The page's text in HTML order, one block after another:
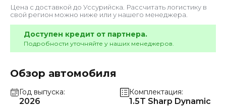
Цена с доставкой до Уссурийска . Рассчитать логистику в
свой регион можно ниже или у нашего менеджера.
Доступен кредит от партнера.
Подробности уточняйте у наших менеджеров.
Обзор автомобиля
Год выпуска
2026
Комплектация
1.5T Sharp Dynamic